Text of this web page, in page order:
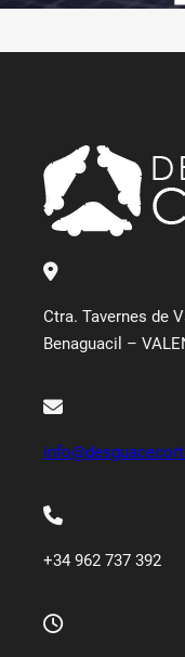
Ctra. Tavernes de
Benaguacil –
+34 962 737 392